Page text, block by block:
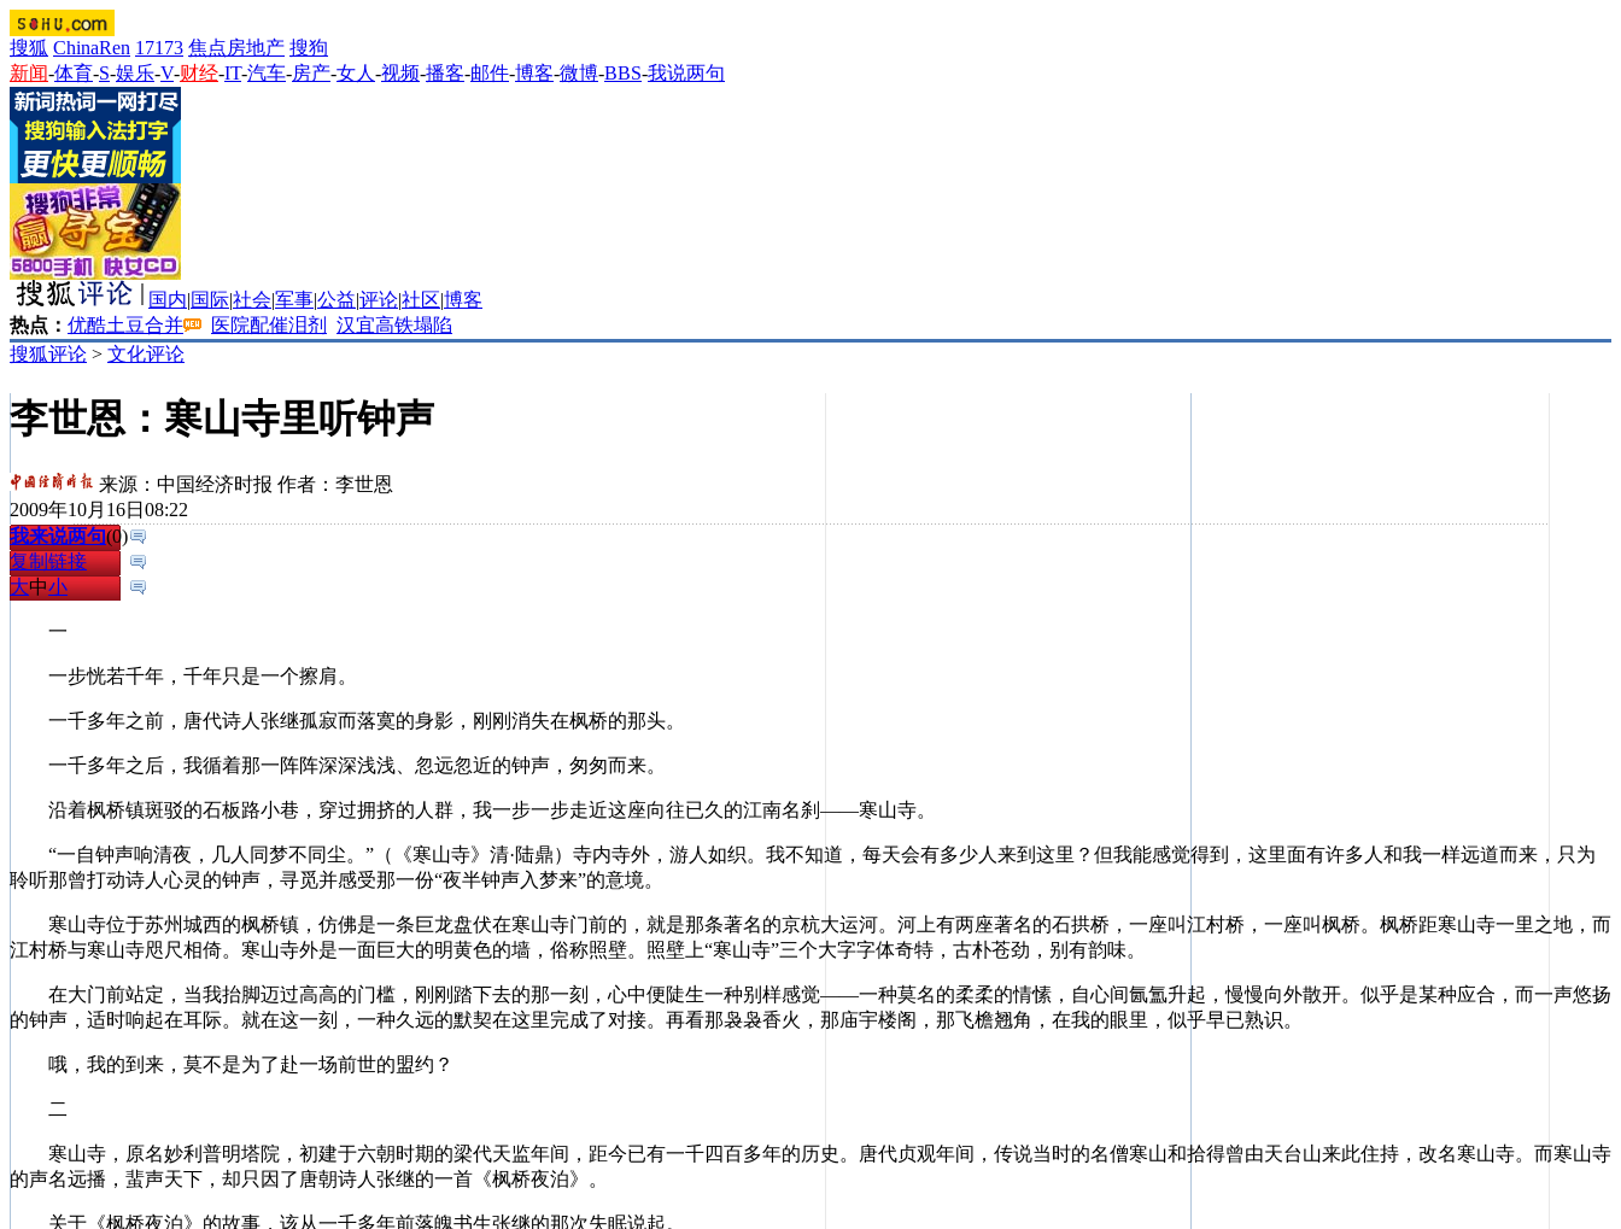
搜狐 ChinaRen 17173 焦点房地产 搜狗
新闻-体育-S-娱乐-V-财经-IT-汽车-房产-女人 -视频-播客-邮件-博客-微博-BBS-我说两句
国内|国际|社会|军事|公益|评论|社区|博客
热点： 优酷土豆合并 医院配催泪剂
汉宜高铁塌陷
搜狐评论 > 文化评论
李世恩：寒山寺里听钟声
来源： 中国经济时报 作者：李世恩
2009年10月16日08:22
我来说两句(0)
复制链接
大中小
一
一步恍若千年，千年只是一个擦肩。
一千多年之前，唐代诗人张继孤寂而落寞的身影，刚刚消失在枫桥的那头。
一千多年之后，我循着那一阵阵深深浅浅、忽远忽近的钟声，匆匆而来。
沿着枫桥镇斑驳的石板路小巷，穿过拥挤的人群，我一步一步走近这座向往已久的江南名刹——寒山寺。
“一自钟声响清夜，几人同梦不同尘。”（《寒山寺》清·陆鼎）寺内寺外，游人如织。我不知道，每天会有多少人来到这里？但我能感觉得到，这里面有许多人和我一样远道而来，只为
聆听那曾打动诗人心灵的钟声，寻觅并感受那一份“夜半钟声入梦来”的意境。
寒山寺位于苏州城西的枫桥镇，仿佛是一条巨龙盘伏在寒山寺门前的，就是那条著名的京杭大运河。河上有两座著名的石拱桥，一座叫江村桥，一座叫枫桥。枫桥距寒山寺一里之地，而
江村桥与寒山寺咫尺相倚。寒山寺外是一面巨大的明黄色的墙，俗称照壁。照壁上“寒山寺”三个大字字体奇特，古朴苍劲，别有韵味。
在大门前站定，当我抬脚迈过高高的门槛，刚刚踏下去的那一刻，心中便陡生一种别样感觉——一种莫名的柔柔的情愫，自心间氤氲升起，慢慢向外散开。似乎是某种应合，而一声悠扬
的钟声，适时响起在耳际。就在这一刻，一种久远的默契在这里完成了对接。再看那袅袅香火，那庙宇楼阁，那飞檐翘角，在我的眼里，似乎早已熟识。
哦，我的到来，莫不是为了赴一场前世的盟约？
二
寒山寺，原名妙利普明塔院，初建于六朝时期的梁代天监年间，距今已有一千四百多年的历史。唐代贞观年间，传说当时的名僧寒山和拾得曾由天台山来此住持，改名寒山寺。而寒山寺
的声名远播，蜚声天下，却只因了唐朝诗人张继的一首《枫桥夜泊》。
关于《枫桥夜泊》的故事，该从一千多年前落魄书生张继的那次失眠说起。